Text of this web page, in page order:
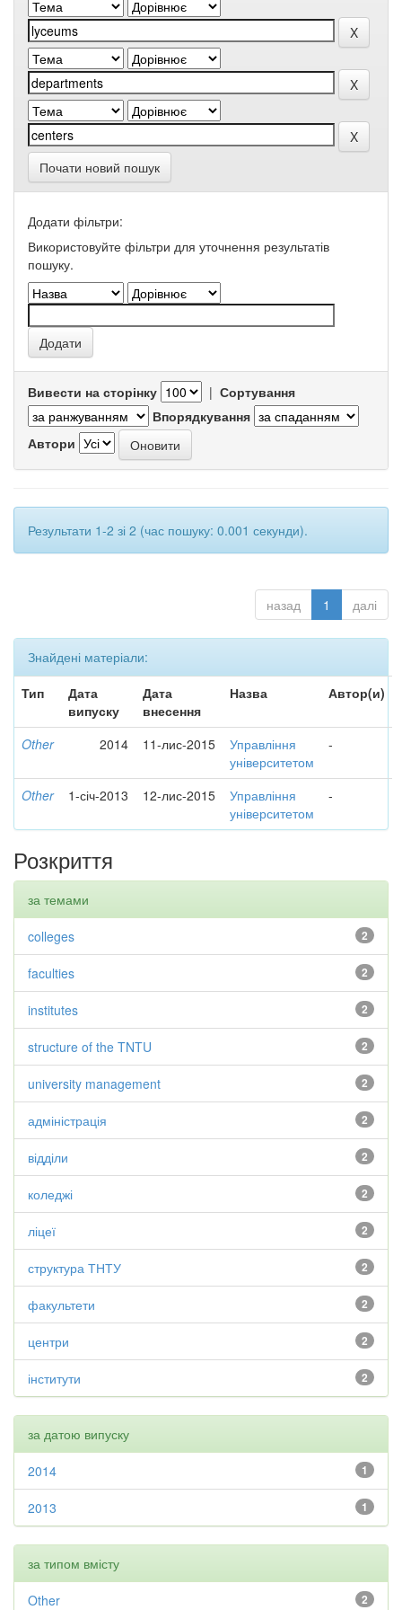
Почати новий пошук
Додати фільтри:
Використовуйте фільтри для уточнення результатів
пошуку.
Вивести на сторінку | Сортування
Впорядкування
Автори
Результати 1-2 зі 2 (час пошуку: 0.001 секунди).
назад 1 далі
Знайдені матеріали:
Тип
Дата
випуску
Дата
внесення
Назва Автор(и)
Other 2014 11-лис-2015
Управління
університетом
-
Other 1-січ-2013 12-лис-2015
Управління
університетом
-
Розкриття
за темами
2
colleges
2
faculties
2
institutes
2
structure of the TNTU
2
university management
2
адміністрація
2
відділи
2
коледжі
2
ліцеї
2
структура ТНТУ
2
факультети
2
центри
2
інститути
за датою випуску
1
2014
1
2013
за типом вмісту
2
Other